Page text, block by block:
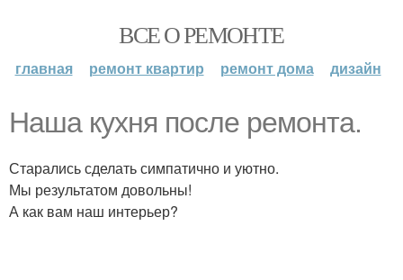
ВСЕ О РЕМОНТЕ
главная ремонт квартир ремонт дома дизайн
Наша кухня после ремонта.
Старались сделать симпатично и уютно.
Мы результатом довольны!
А как вам наш интерьер?